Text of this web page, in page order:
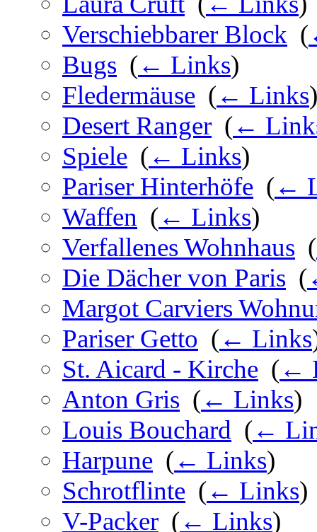
Verschiebbarer Block (
Bugs (← Links)
Fledermäuse (← Links)
Desert Ranger (←
Spiele (← Links)
Pariser Hinterhöfe (←
Waffen (← Links)
Verfallenes Wohnhaus (
Die Dächer von Paris (
Margot Carviers
Pariser Getto (← Links
St. Aicard - Kirche (←
Anton Gris (← Links)
Louis Bouchard (←
Harpune (← Links)
Schrotflinte (← Links)
V-Packer (← Links)